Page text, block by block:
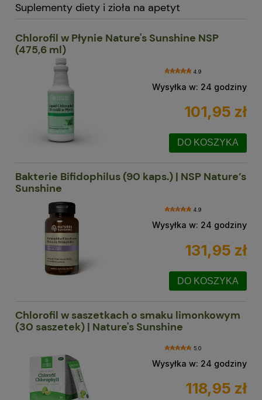
Suplementy diety i zioła na apetyt
Chlorofil w Płynie Nature's Sunshine NSP
(475,6 ml)
4.9
Wysyłka w: 24 godziny
101,95 zł
DO KOSZYKA
Bakterie Bifidophilus (90 kaps.) | NSP Nature’s
Sunshine
4.9
Wysyłka w: 24 godziny
131,95 zł
DO KOSZYKA
Chlorofil w saszetkach o smaku limonkowym
(30 saszetek) | Nature's Sunshine
5.0
Wysyłka w: 24 godziny
118,95 zł